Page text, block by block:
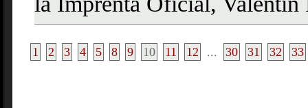
1 2 3 4 5 8 9 10 11 12 ... 30 31 32 33